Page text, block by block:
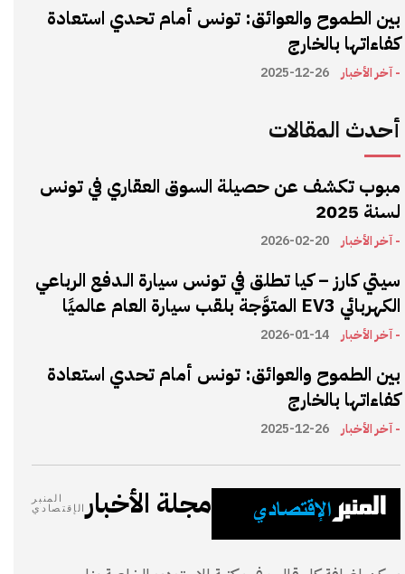
بين الطموح والعوائق: تونس أمام تحدي استعادة
كفاءاتها بالخارج
- آخر الأخبار 2025-12-26
أحدث المقالات
مبوب تكشف عن حصيلة السوق العقاري في تونس
لسنة 2025
- آخر الأخبار 2026-02-20
سيتي كارز – كيا تطلق في تونس سيارة الـدفع الرباعي
الكهربائي EV3 المتوَّجة بلقب سيارة العام عالميًا
- آخر الأخبار 2026-01-14
بين الطموح والعوائق: تونس أمام تحدي استعادة
كفاءاتها بالخارج
- آخر الأخبار 2025-12-26
مجلة الأخبار
المنبر
الإقتصادي